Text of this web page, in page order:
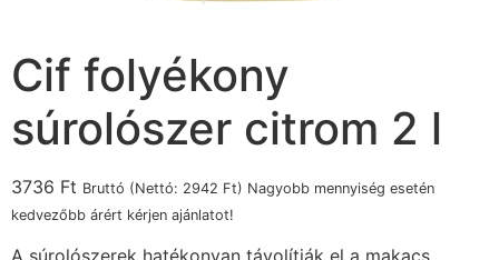
Cif folyékony
súrolószer citrom 2 l
3736 Ft Bruttó (Nettó: 2942 Ft) Nagyobb mennyiség esetén
kedvezőbb árért kérjen ajánlatot!